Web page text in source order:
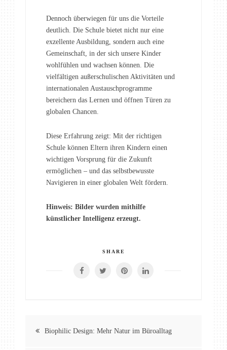
Dennoch überwiegen für uns die Vorteile
deutlich. Die Schule bietet nicht nur eine
exzellente Ausbildung, sondern auch eine
Gemeinschaft, in der sich unsere Kinder
wohlfühlen und wachsen können. Die
vielfältigen außerschulischen Aktivitäten und
internationalen Austauschprogramme
bereichern das Lernen und öffnen Türen zu
globalen Chancen.
Diese Erfahrung zeigt: Mit der richtigen
Schule können Eltern ihren Kindern einen
wichtigen Vorsprung für die Zukunft
ermöglichen – und das selbstbewusste
Navigieren in einer globalen Welt fördern.
Hinweis: Bilder wurden mithilfe
künstlicher Intelligenz erzeugt.
SHARE
Beitragsnavigation
Biophilic Design: Mehr Natur im Büroalltag